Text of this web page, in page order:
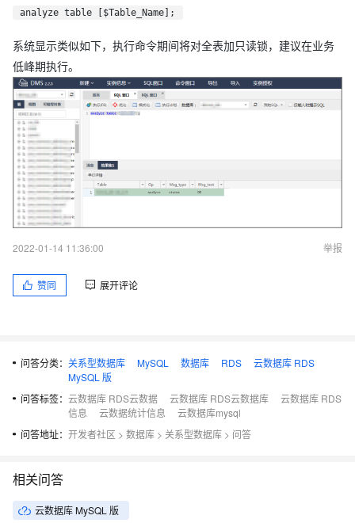
analyze table [$Table_Name];
系统显示类似如下，执行命令期间将对全表加只读锁，建议在业务
低峰期执行。
2022-01-14 11:36:00 举报
赞同 展开评论
问答分类： 关系型数据库 MySQL 数据库 RDS
云数据库 RDS
MySQL 版
问答标签： 云数据库 RDS云数据 云数据库 RDS云数据库
云数据库 RDS
信息
云数据统计信息
云数据库mysql
问答地址： 开发者社区 > 数据库 > 关系型数据库 > 问答
相关问答
云数据库 MySQL 版